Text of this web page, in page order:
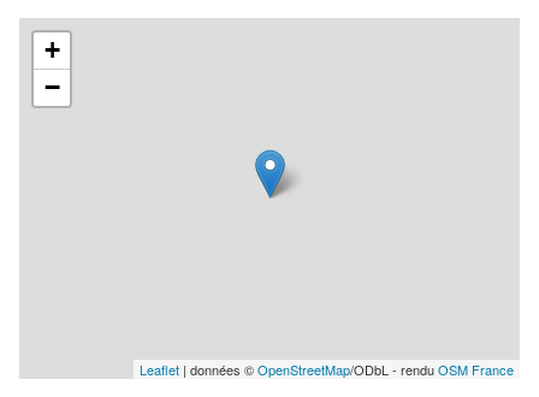
+
−
Leaflet | données ©OpenStreetMap/ODbL - renduOSM France